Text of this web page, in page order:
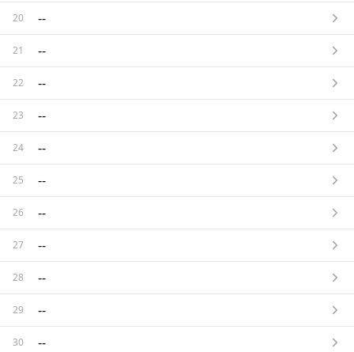
20 --
21 --
22 --
23 --
24 --
25 --
26 --
27 --
28 --
29 --
30 --